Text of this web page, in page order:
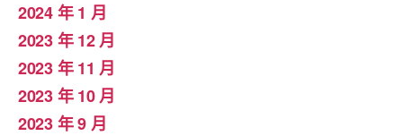
2024 年 1 月
2023 年 12 月
2023 年 11 月
2023 年 10 月
2023 年 9 月